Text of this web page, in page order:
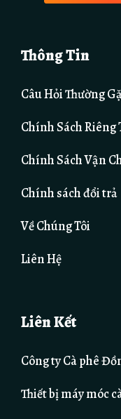
Thông Tin
Câu Hỏi Thường
Chính Sách Riêng
Chính Sách Vận
Chính sách đổi trả
Về Chúng Tôi
Liên Hệ
Liên Kết
Công ty Cà phê
Thiết bị máy móc